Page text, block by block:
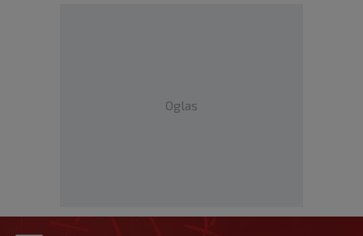
Oglas